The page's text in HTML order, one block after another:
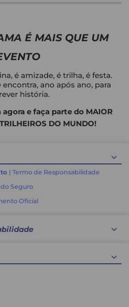
É MAIS QUE UM
é amizade, é trilha, é festa.
ano após ano, para
história.
agora e faça parte do MAIOR
DO MUNDO!
| Termo de Responsabilidade
Seguro
Oficial
acidentes ou atos que